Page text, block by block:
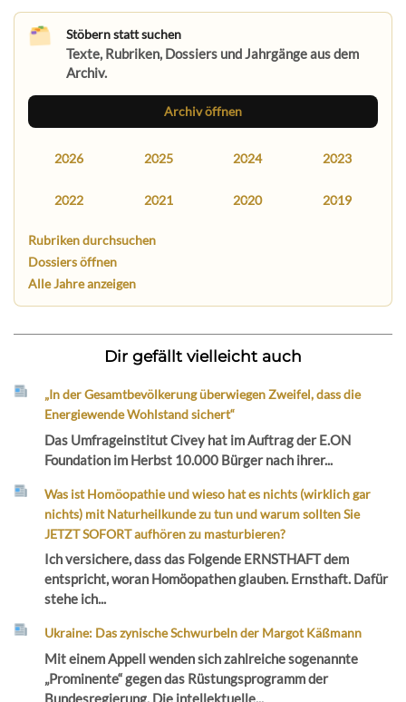
Stöbern statt suchen
Texte, Rubriken, Dossiers und Jahrgänge aus dem
Archiv.
Archiv öffnen
2026 2025 2024 2023
2022 2021 2020 2019
Rubriken durchsuchen
Dossiers öffnen
Alle Jahre anzeigen
Dir gefällt vielleicht auch
„In der Gesamtbevölkerung überwiegen Zweifel, dass die
Energiewende Wohlstand sichert“
Das Umfrageinstitut Civey hat im Auftrag der E.ON
Foundation im Herbst 10.000 Bürger nach ihrer...
Was ist Homöopathie und wieso hat es nichts (wirklich gar
nichts) mit Naturheilkunde zu tun und warum sollten Sie
JETZT SOFORT aufhören zu masturbieren?
Ich versichere, dass das Folgende ERNSTHAFT dem
entspricht, woran Homöopathen glauben. Ernsthaft. Dafür
stehe ich...
Ukraine: Das zynische Schwurbeln der Margot Käßmann
Mit einem Appell wenden sich zahlreiche sogenannte
„Prominente“ gegen das Rüstungsprogramm der
Bundesregierung. Die intellektuelle...